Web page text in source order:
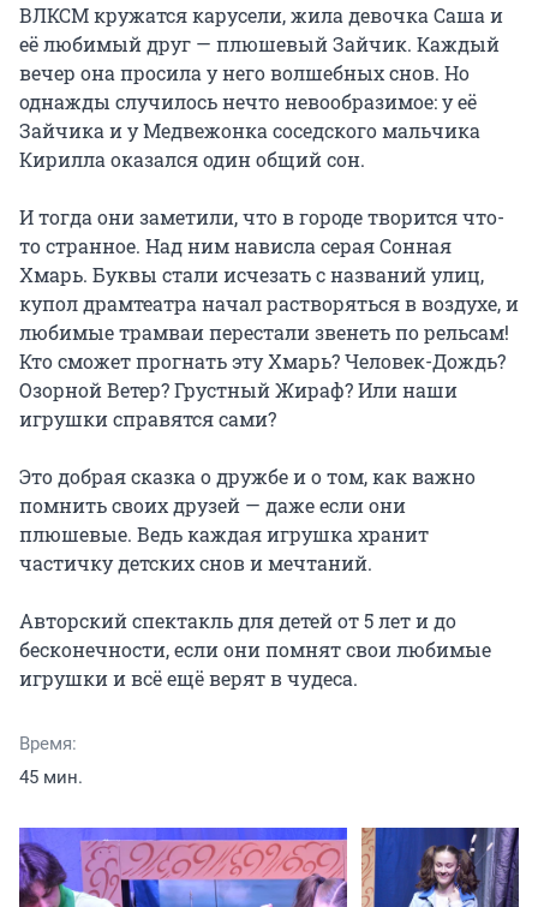
ВЛКСМ кружатся карусели, жила девочка Саша и
её любимый друг — плюшевый Зайчик. Каждый
вечер она просила у него волшебных снов. Но
однажды случилось нечто невообразимое: у её
Зайчика и у Медвежонка соседского мальчика
Кирилла оказался один общий сон.
И тогда они заметили, что в городе творится что-
то странное. Над ним нависла серая Сонная
Хмарь. Буквы стали исчезать с названий улиц,
купол драмтеатра начал растворяться в воздухе, и
любимые трамваи перестали звенеть по рельсам!
Кто сможет прогнать эту Хмарь? Человек-Дождь?
Озорной Ветер? Грустный Жираф? Или наши
игрушки справятся сами?
Это добрая сказка о дружбе и о том, как важно
помнить своих друзей — даже если они
плюшевые. Ведь каждая игрушка хранит
частичку детских снов и мечтаний.
Авторский спектакль для детей от 5 лет и до
бесконечности, если они помнят свои любимые
игрушки и всё ещё верят в чудеса.
Время:
45 мин.